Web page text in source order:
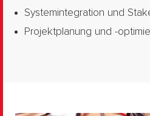
Systemintegration und
Projektplanung und -